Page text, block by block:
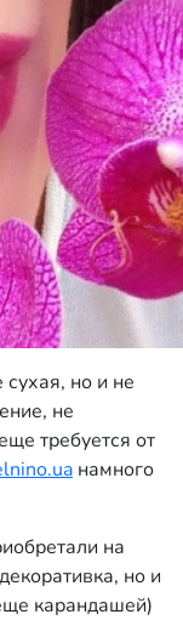
но и не
не
требуется от
намного
на
но и
карандашей)